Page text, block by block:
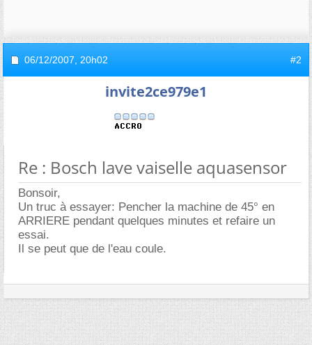
06/12/2007, 20h02 #2
invite2ce979e1
Re : Bosch lave vaiselle aquasensor
Bonsoir,
Un truc à essayer: Pencher la machine de 45° en
ARRIERE pendant quelques minutes et refaire un
essai.
Il se peut que de l'eau coule.